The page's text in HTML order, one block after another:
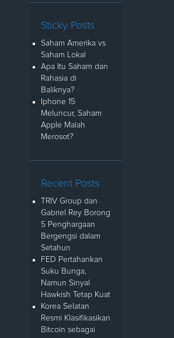
Sticky Posts
Saham Amerika vs
Saham Lokal
Apa Itu Saham dan
Rahasia di
Baliknya?
Iphone 15
Meluncur, Saham
Apple Malah
Merosot?
Recent Posts
TRIV Group dan
Gabriel Rey Borong
5 Penghargaan
Bergengsi dalam
Setahun
FED Pertahankan
Suku Bunga,
Namun Sinyal
Hawkish Tetap Kuat
Korea Selatan
Resmi Klasifikasikan
Bitcoin sebagai